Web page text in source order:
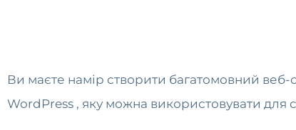
Ви маєте намір створити багатомовний веб-
WordPress , яку можна використовувати для